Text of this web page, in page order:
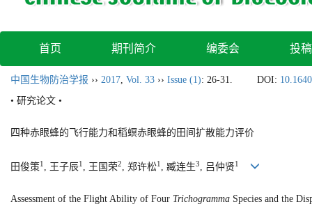
首页 期刊简介 编委会 投
中国生物防治学报 ›› 2017, Vol. 33 ›› Issue (1): 26-31. DOI:
• 研究论文 •
四种赤眼蜂的飞行能力和稻螟赤眼蜂的田间扩散能力评价
田俊策1 , 王子辰1 , 王国荣2, 郑许松1 , 臧连生3, 吕仲贤1
Assessment of the Flight Ability of Four Trichogramma Species and the